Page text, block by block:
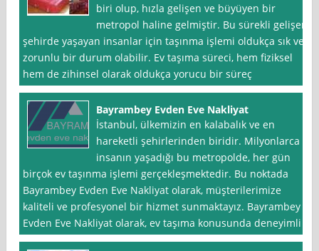
biri olup, hızla gelişen ve büyüyen bir
metropol haline gelmiştir. Bu sürekli gelişen
şehirde yaşayan insanlar için taşınma işlemi oldukça sık ve
zorunlu bir durum olabilir. Ev taşıma süreci, hem fiziksel
hem de zihinsel olarak oldukça yorucu bir süreç
Bayrambey Evden Eve Nakliyat
İstanbul, ülkemizin en kalabalık ve en
hareketli şehirlerinden biridir. Milyonlarca
insanın yaşadığı bu metropolde, her gün
birçok ev taşınma işlemi gerçekleşmektedir. Bu noktada
Bayrambey Evden Eve Nakliyat olarak, müşterilerimize
kaliteli ve profesyonel bir hizmet sunmaktayız. Bayrambey
Evden Eve Nakliyat olarak, ev taşıma konusunda deneyimli